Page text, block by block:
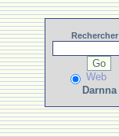
Rechercher
Web
Darnna